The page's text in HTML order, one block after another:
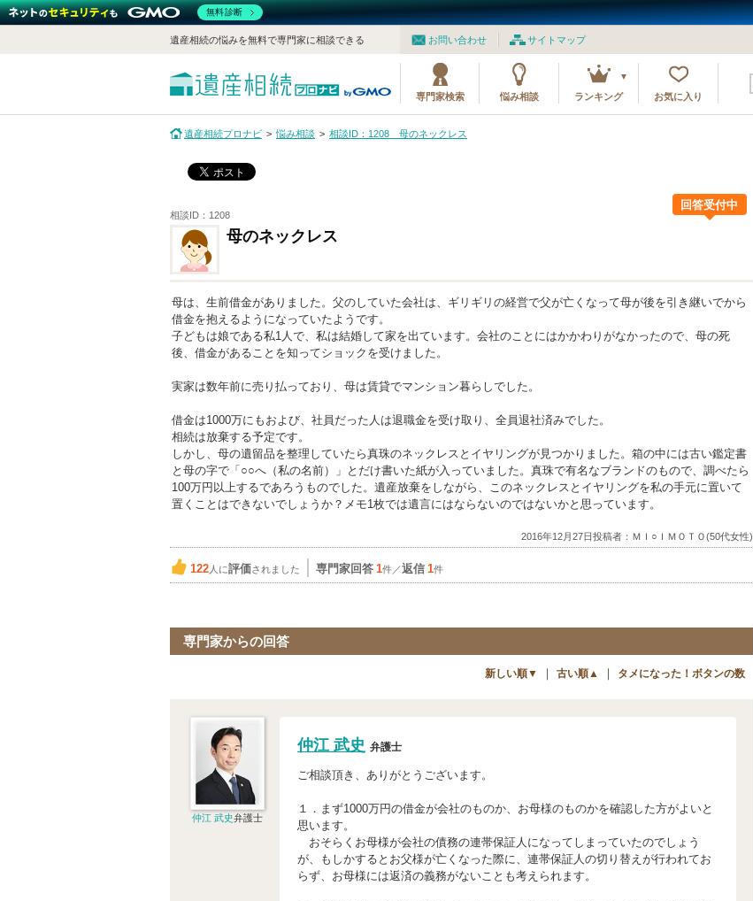
お問い合わせ サイトマップ
遺産相続の悩みを無料で専門家に相談できる
専門家検索 悩み相談 ランキング お気に入り
遺産相続プロナビ 悩み相談 相談ID：1208 母のネックレス
相談ID：1208
回答受付中
母のネックレス
母は、生前借金がありました。父のしていた会社は、ギリギリの経営で父が亡くなって母が後を引き継いでから
借金を抱えるようになっていたようです。
子どもは娘である私1人で、私は結婚して家を出ています。会社のことにはかかわりがなかったので、母の死
後、借金があることを知ってショックを受けました。
実家は数年前に売り払っており、母は賃貸でマンション暮らしでした。
借金は1000万にもおよび、社員だった人は退職金を受け取り、全員退社済みでした。
相続は放棄する予定です。
しかし、母の遺留品を整理していたら真珠のネックレスとイヤリングが見つかりました。箱の中には古い鑑定書
と母の字で「○○へ（私の名前）」とだけ書いた紙が入っていました。真珠で有名なブランドのもので、調べたら
100万円以上するであろうものでした。遺産放棄をしながら、このネックレスとイヤリングを私の手元に置いて
置くことはできないでしょうか？メモ1枚では遺言にはならないのではないかと思っています。
2016年12月27日投稿者：ＭＩ○ＩＭＯＴＯ(50代女性)
122 人に評価されました 専門家回答 1件／返信 1件
専門家からの回答
新しい順▼ ｜ 古い順▲ ｜ タメになった！ボタンの数
仲江 武史弁護士
仲江 武史 弁護士
ご相談頂き、ありがとうございます。
１．まず1000万円の借金が会社のものか、お母様のものかを確認した方がよいと
思います。
おそらくお母様が会社の債務の連帯保証人になってしまっていたのでしょう
が、もしかするとお父様が亡くなった際に、連帯保証人の切り替えが行われてお
らず、お母様には返済の義務がないことも考えられます。
無料診断